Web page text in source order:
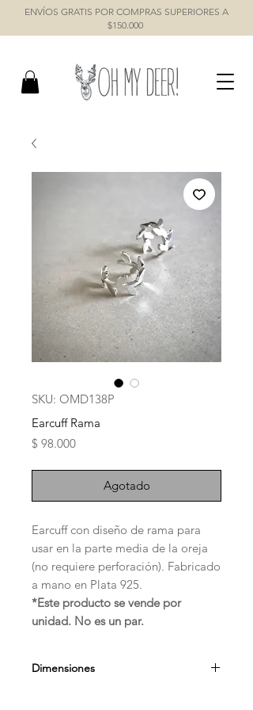
ENVÍOS GRATIS POR COMPRAS SUPERIORES A
$150.000
SKU: OMD138P
Earcuff Rama
$ 98.000Precio
Agotado
Earcuff con diseño de rama para
usar en la parte media de la oreja
(no requiere perforación). Fabricado
a mano en Plata 925.
*Este producto se vende por
unidad. No es un par.
Dimensiones